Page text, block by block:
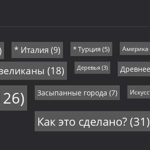
* Италия (9) * Турция (5) Америка
(18) Деревья(3)
Засыпанные города (7)
Как это сделано?(31)